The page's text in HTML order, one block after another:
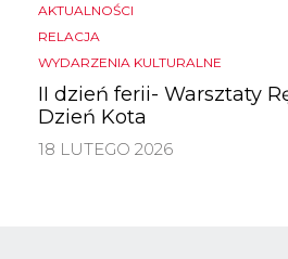
AKTUALNOŚCI
RELACJA
WYDARZENIA KULTURALNE
II dzień ferii- Warsztaty
Dzień Kota
18 LUTEGO 2026